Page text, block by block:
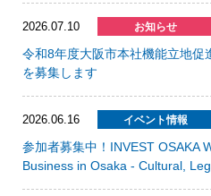
2026.07.10 お知らせ
令和8年度大阪市本社機能立地促
を募集します
2026.06.16 イベント情報
参加者募集中！INVEST OSAKA
Business in Osaka - Cultural,